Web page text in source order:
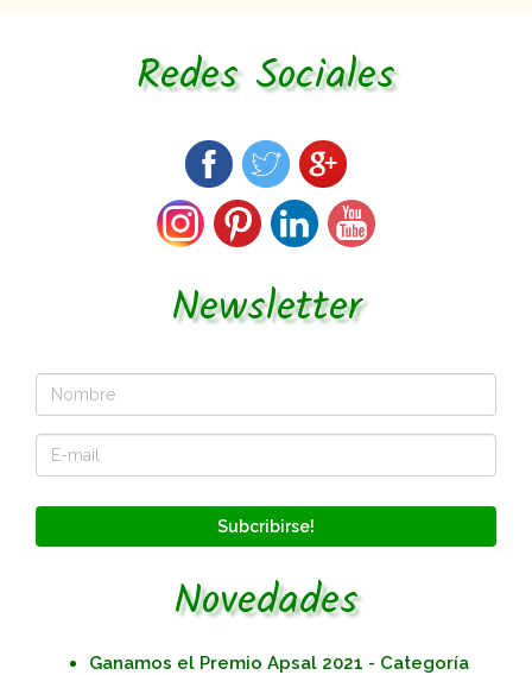
Redes Sociales
Newsletter
Subcribirse!
Novedades
Ganamos el Premio Apsal 2021 - Categoría